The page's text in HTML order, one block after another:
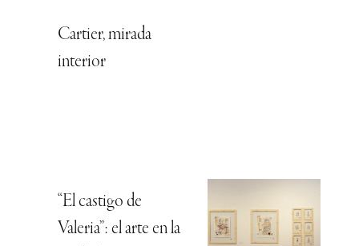
Cartier, mirada
interior
“El castigo de
Valeria”: el arte en la